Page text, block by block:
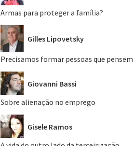
Armas para proteger a família?
Gilles Lipovetsky
Precisamos formar pessoas que pensem
Giovanni Bassi
Sobre alienação no emprego
Gisele Ramos